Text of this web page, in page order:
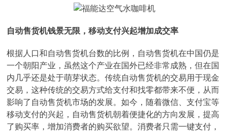
自动售货机钱景无限，移动支付兴起增加成交率
根据人口和自动售货机台数的比例，自动售货机在中国仍是
一个朝阳产业，虽然这个产业在国外已经非常成熟，但在国
内几乎还是处于萌芽状态。传统自动售货机的交易用于现金
交易，这种传统的交易方式给支付和找零都带来不便，从而
影响了自动售货机市场的发展。如今，随着微信、支付宝等
移动支付的兴起，自动售货机朝着便捷化的方向发展，提高
了购买率，增加消费者的购买欲望。消费者只需一键支付，